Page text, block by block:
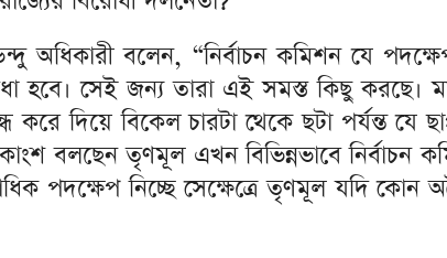
অধিকারী বলেন, “নির্বাচন কমিশন যে
হবে। সেই জন্য তারা এই সমস্ত কিছু করছে।
করে দিয়ে বিকেল চারটা থেকে ছটা পর্যন্ত
বলছেন তৃণমূল এখন বিভিন্নভাবে নির্বাচন
পদক্ষেপ নিচ্ছে সেক্ষেত্রে তৃণমূল যদি কোন